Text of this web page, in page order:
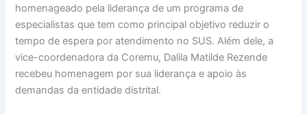
homenageado pela liderança de um programa de
especialistas que tem como principal objetivo reduzir o
tempo de espera por atendimento no SUS. Além dele, a
vice-coordenadora da Coremu, Dalila Matilde Rezende
recebeu homenagem por sua liderança e apoio às
demandas da entidade distrital.